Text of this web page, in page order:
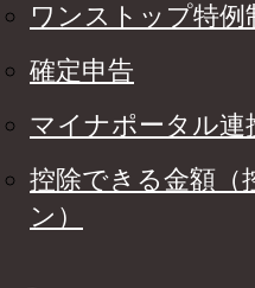
ワンストップ特例
確定申告
マイナポータル連
控除できる金額（
ン）